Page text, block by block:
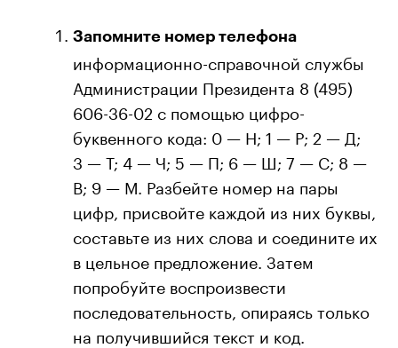
Запомните номер телефона
информационно-справочной службы
Администрации Президента 8 (495)
606-36-02 с помощью цифро-
буквенного кода: 0 — Н; 1 — Р; 2 — Д;
3 — Т; 4 — Ч; 5 — П; 6 — Ш; 7 — С; 8 —
В; 9 — М. Разбейте номер на пары
цифр, присвойте каждой из них буквы,
составьте из них слова и соедините их
в цельное предложение. Затем
попробуйте воспроизвести
последовательность, опираясь только
на получившийся текст и код.